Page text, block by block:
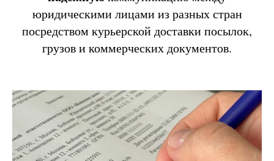
юридическими лицами из разных стран
посредством курьерской доставки посылок,
грузов и коммерческих документов.